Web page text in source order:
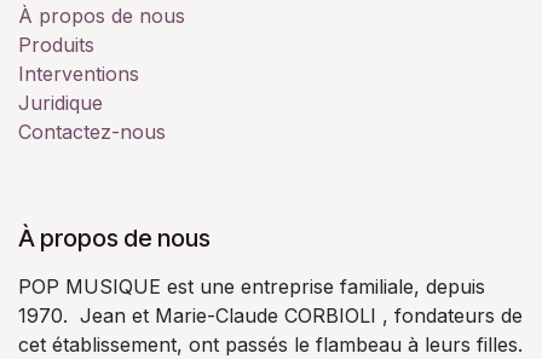
À propos de nous
Produits
Interventions
Juridique
Contactez-nous
À propos de nous
POP MUSIQUE est une entreprise familiale, depuis
1970. Jean et Marie-Claude CORBIOLI , fondateurs de
cet établissement, ont passés le flambeau à leurs filles.